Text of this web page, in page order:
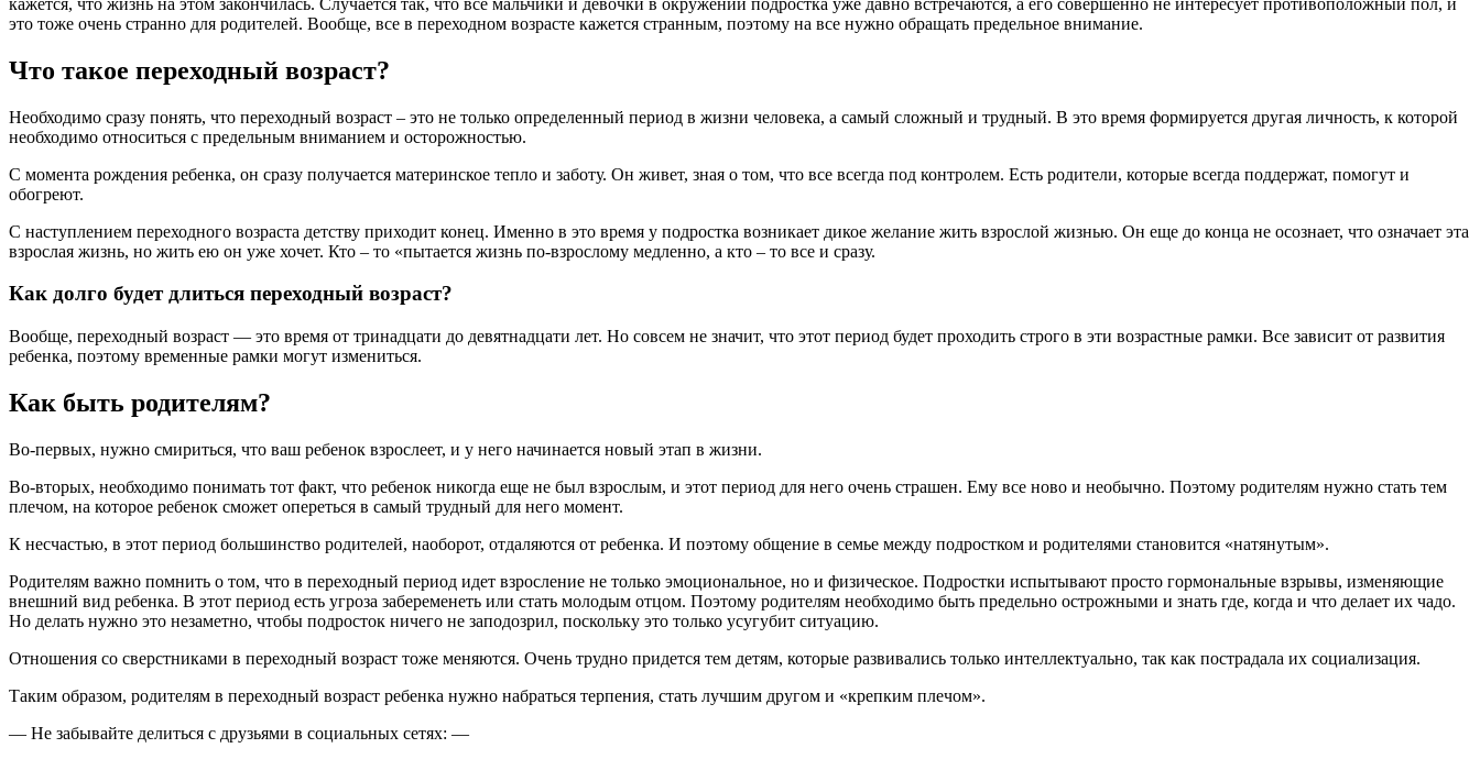
это тоже очень странно для родителей. Вообще, все в переходном возрасте кажется странным, поэтому на все нужно обращать предельное внимание.
Что такое переходный возраст?
Необходимо сразу понять, что переходный возраст – это не только определенный период в жизни человека, а самый сложный и трудный. В это время формируется другая личность, к которой
необходимо относиться с предельным вниманием и осторожностью.
С момента рождения ребенка, он сразу получается материнское тепло и заботу. Он живет, зная о том, что все всегда под контролем. Есть родители, которые всегда поддержат, помогут и
обогреют.
С наступлением переходного возраста детству приходит конец. Именно в это время у подростка возникает дикое желание жить взрослой жизнью. Он еще до конца не осознает, что означает эта
взрослая жизнь, но жить ею он уже хочет. Кто – то «пытается жизнь по-взрослому медленно, а кто – то все и сразу.
Как долго будет длиться переходный возраст?
Вообще, переходный возраст — это время от тринадцати до девятнадцати лет. Но совсем не значит, что этот период будет проходить строго в эти возрастные рамки. Все зависит от развития
ребенка, поэтому временные рамки могут измениться.
Как быть родителям?
Во-первых, нужно смириться, что ваш ребенок взрослеет, и у него начинается новый этап в жизни.
Во-вторых, необходимо понимать тот факт, что ребенок никогда еще не был взрослым, и этот период для него очень страшен. Ему все ново и необычно. Поэтому родителям нужно стать тем
плечом, на которое ребенок сможет опереться в самый трудный для него момент.
К несчастью, в этот период большинство родителей, наоборот, отдаляются от ребенка. И поэтому общение в семье между подростком и родителями становится «натянутым».
Родителям важно помнить о том, что в переходный период идет взросление не только эмоциональное, но и физическое. Подростки испытывают просто гормональные взрывы, изменяющие
внешний вид ребенка. В этот период есть угроза забеременеть или стать молодым отцом. Поэтому родителям необходимо быть предельно острожными и знать где, когда и что делает их чадо.
Но делать нужно это незаметно, чтобы подросток ничего не заподозрил, поскольку это только усугубит ситуацию.
Отношения со сверстниками в переходный возраст тоже меняются. Очень трудно придется тем детям, которые развивались только интеллектуально, так как пострадала их социализация.
Таким образом, родителям в переходный возраст ребенка нужно набраться терпения, стать лучшим другом и «крепким плечом».
— Не забывайте делиться с друзьями в социальных сетях: —